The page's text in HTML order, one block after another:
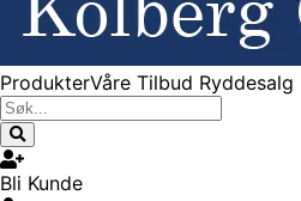
ProdukterVåre Tilbud Ryddesalg
Bli Kunde